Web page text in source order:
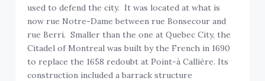
used to defend the city. It was located at what is
now rue Notre-Dame between rue Bonsecour and
rue Berri. Smaller than the one at Quebec City, the
Citadel of Montreal was built by the French in 1690
to replace the 1658 redoubt at Point-à Callière. Its
construction included a barrack structure